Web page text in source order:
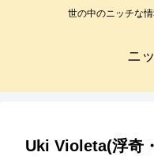
世の中のニッチな
ニ
Uki Violeta(浮奇